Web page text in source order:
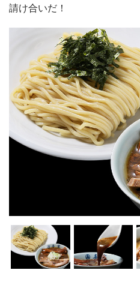
請け合いだ！